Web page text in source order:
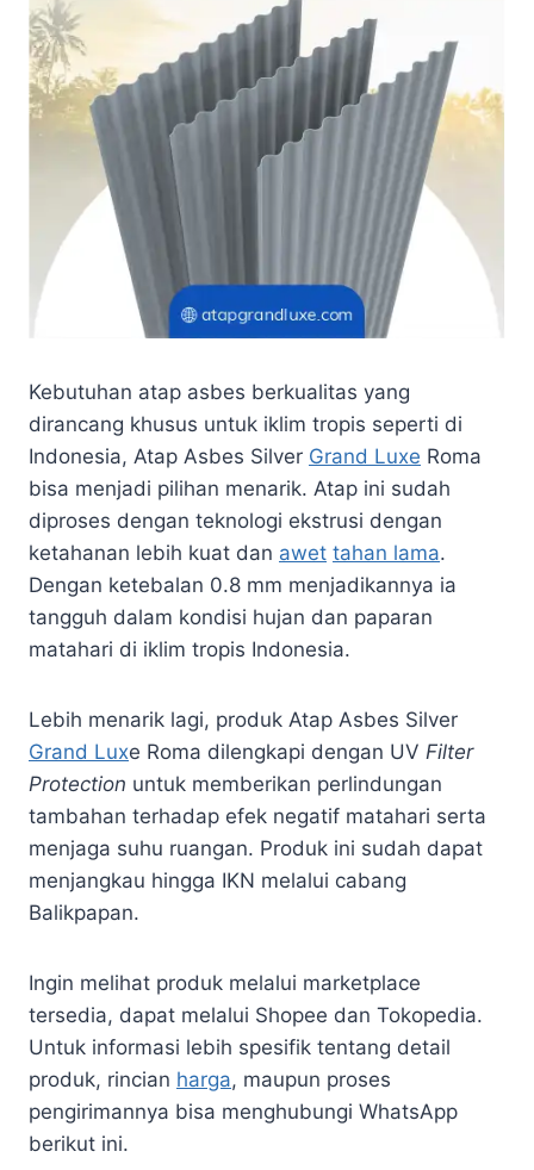
Kebutuhan atap asbes berkualitas yang
dirancang khusus untuk iklim tropis seperti di
Indonesia, Atap Asbes Silver Grand Luxe Roma
bisa menjadi pilihan menarik. Atap ini sudah
diproses dengan teknologi ekstrusi dengan
ketahanan lebih kuat dan awet tahan lama.
Dengan ketebalan 0.8 mm menjadikannya ia
tangguh dalam kondisi hujan dan paparan
matahari di iklim tropis Indonesia.
Lebih menarik lagi, produk Atap Asbes Silver
Grand Luxe Roma dilengkapi dengan UV Filter
Protection untuk memberikan perlindungan
tambahan terhadap efek negatif matahari serta
menjaga suhu ruangan. Produk ini sudah dapat
menjangkau hingga IKN melalui cabang
Balikpapan.
Ingin melihat produk melalui marketplace
tersedia, dapat melalui Shopee dan Tokopedia.
Untuk informasi lebih spesifik tentang detail
produk, rincian harga, maupun proses
pengirimannya bisa menghubungi WhatsApp
berikut ini.